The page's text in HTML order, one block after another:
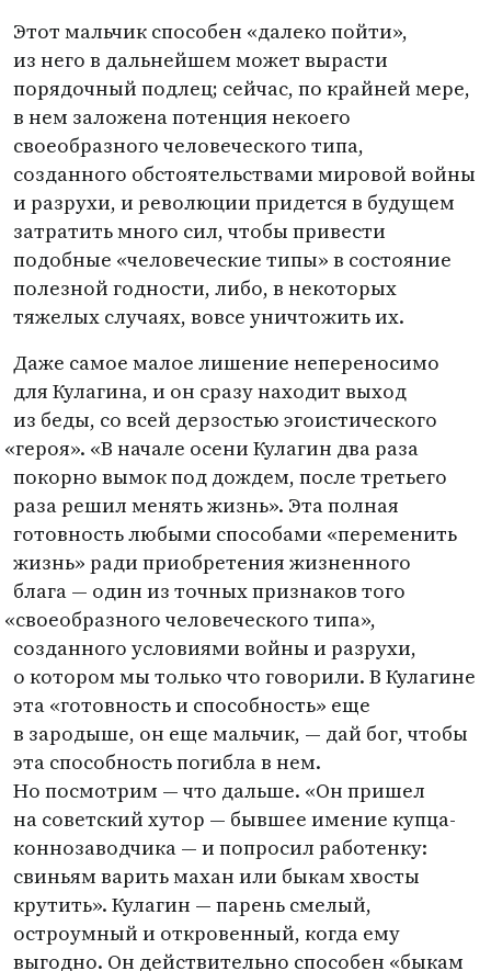
Этот мальчик способен «далеко пойти»,
из него в дальнейшем может вырасти
порядочный подлец; сейчас, по крайней мере,
в нем заложена потенция некоего
своеобразного человеческого типа,
созданного обстоятельствами мировой войны
и разрухи, и революции придется в будущем
затратить много сил, чтобы привести
подобные «человеческие типы» в состояние
полезной годности, либо, в некоторых
тяжелых случаях, вовсе уничтожить их.
Даже самое малое лишение непереносимо
для Кулагина, и он сразу находит выход
из беды, со всей дерзостью эгоистического
«героя». «В начале осени Кулагин два раза
покорно вымок под дождем, после третьего
раза решил менять жизнь». Эта полная
готовность любыми способами «переменить
жизнь» ради приобретения жизненного
блага — один из точных признаков того
«своеобразного человеческого типа»,
созданного условиями войны и разрухи,
о котором мы только что говорили. В Кулагине
эта «готовность и способность» еще
в зародыше, он еще мальчик, — дай бог, чтобы
эта способность погибла в нем.
Но посмотрим — что дальше. «Он пришел
на советский хутор — бывшее имение купца-
коннозаводчика — и попросил работенку:
свиньям варить махан или быкам хвосты
крутить». Кулагин — парень смелый,
остроумный и откровенный, когда ему
выгодно. Он действительно способен «быкам